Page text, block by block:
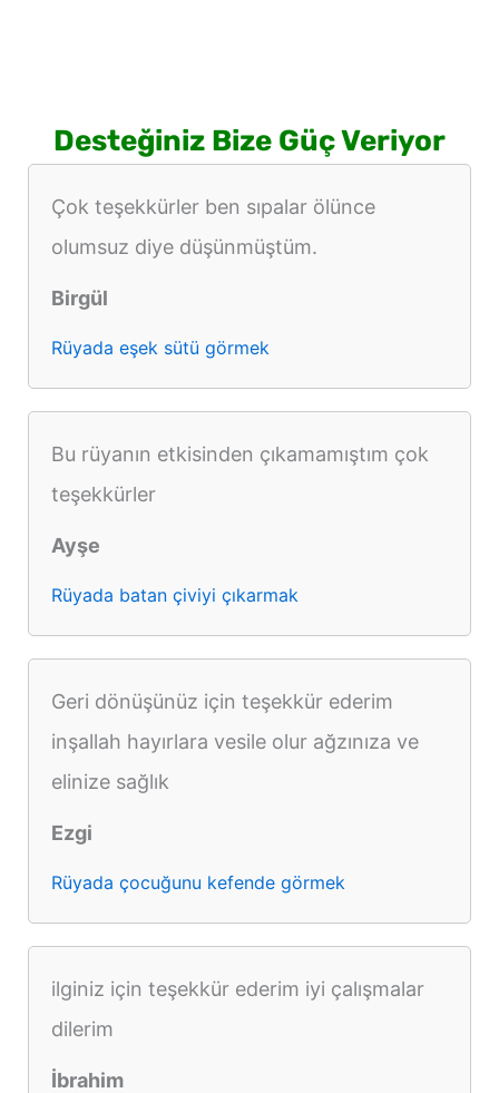
Desteğiniz Bize Güç Veriyor
Çok teşekkürler ben sıpalar ölünce
olumsuz diye düşünmüştüm.
Birgül
Rüyada eşek sütü görmek
Bu rüyanın etkisinden çıkamamıştım çok
teşekkürler
Ayşe
Rüyada batan çiviyi çıkarmak
Geri dönüşünüz için teşekkür ederim
inşallah hayırlara vesile olur ağzınıza ve
elinize sağlık
Ezgi
Rüyada çocuğunu kefende görmek
ilginiz için teşekkür ederim iyi çalışmalar
dilerim
İbrahim